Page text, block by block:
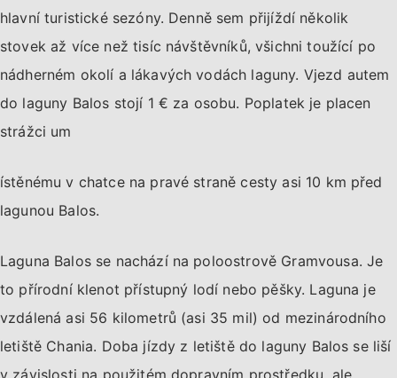
hlavní turistické sezóny. Denně sem přijíždí několik
stovek až více než tisíc návštěvníků, všichni toužící po
nádherném okolí a lákavých vodách laguny. Vjezd autem
do laguny Balos stojí 1 € za osobu. Poplatek je placen
strážci um
ístěnému v chatce na pravé straně cesty asi 10 km před
lagunou Balos.
Laguna Balos se nachází na poloostrově Gramvousa. Je
to přírodní klenot přístupný lodí nebo pěšky. Laguna je
vzdálená asi 56 kilometrů (asi 35 mil) od mezinárodního
letiště Chania. Doba jízdy z letiště do laguny Balos se liší